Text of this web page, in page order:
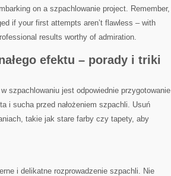
on a szpachlowanie project. Remember,
⁢if your first attempts aren’t flawless – with
results worthy of admiration.
efektu​ – porady⁣ i ​triki
‍szpachlowaniu jest odpowiednie⁣ przygotowanie
​i sucha przed ⁤nałożeniem szpachli. Usuń
takie jak stare ‌farby czy ‌tapety,‍ aby⁤
i delikatne rozprowadzenie szpachli. Nie